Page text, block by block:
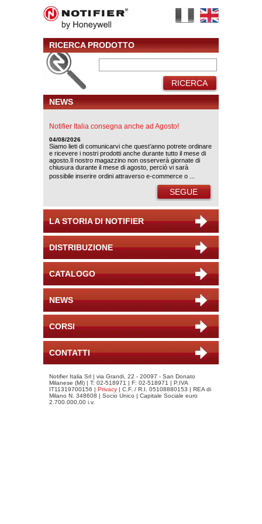
RICERCA PRODOTTO
RICERCA
NEWS
Notifier Italia consegna anche ad Agosto!
04/08/2026
Siamo lieti di comunicarvi che quest’anno potrete ordinare
e ricevere i nostri prodotti anche durante tutto il mese di
agosto.Il nostro magazzino non osserverà giornate di
chiusura durante il mese di agosto, perciò vi sarà
possibile inserire ordini attraverso e-commerce o ...
SEGUE
LA STORIA DI NOTIFIER
DISTRIBUZIONE
CATALOGO
NEWS
CORSI
CONTATTI
Notifier Italia Srl | via Grandi, 22 - 20097 - San Donato
Milanese (MI) | T: 02-518971 | F: 02-518971 | P.IVA
IT11319700156 | Privacy | C.F. / R.I. 05108880153 | REA di
Milano N. 348608 | Socio Unico | Capitale Sociale euro
2.700.000,00 i.v.